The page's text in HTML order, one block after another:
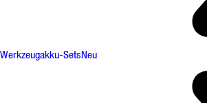
Werkzeugakku-SetsNeu